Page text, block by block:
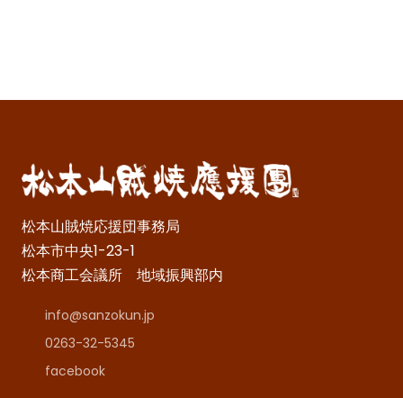
松本山賊焼応援団事務局
松本市中央1-23-1
松本商工会議所 地域振興部内
info@sanzokun.jp
0263-32-5345
facebook